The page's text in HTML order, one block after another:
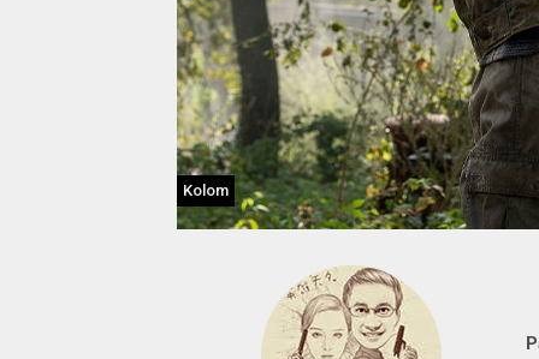
Kolom